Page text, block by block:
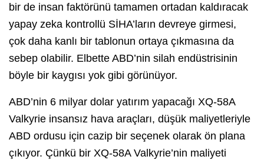
bir de insan faktörünü tamamen ortadan kaldıracak
yapay zeka kontrollü SİHA’ların devreye girmesi,
çok daha kanlı bir tablonun ortaya çıkmasına da
sebep olabilir. Elbette ABD’nin silah endüstrisinin
böyle bir kaygısı yok gibi görünüyor.
ABD’nin 6 milyar dolar yatırım yapacağı XQ-58A
Valkyrie insansız hava araçları, düşük maliyetleriyle
ABD ordusu için cazip bir seçenek olarak ön plana
çıkıyor. Çünkü bir XQ-58A Valkyrie’nin maliyeti